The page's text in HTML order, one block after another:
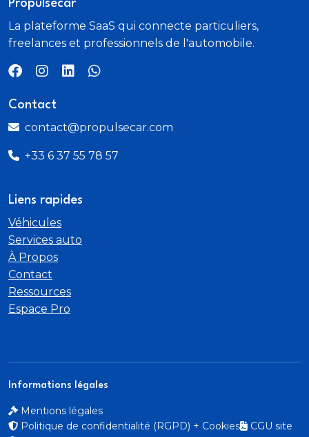
Propulsecar
La plateforme SaaS qui connecte particuliers,
freelances et professionnels de l'automobile.
Contact
contact@propulsecar.com
+33 6 37 55 78 57
Liens rapides
Véhicules
Services auto
À Propos
Contact
Ressources
Espace Pro
Informations légales
Mentions légales
Politique de confidentialité (RGPD) + Cookies
CGU site